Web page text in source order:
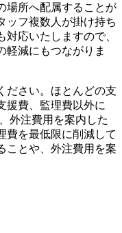
場所へ配属することが
ッフ複数人が掛け持ち
応いたしますので、
軽減にもつながりま
ださい。ほとんどの支
援費、監理費以外に
外注費用を案内した
費を最低限に削減して
ことや、外注費用を案